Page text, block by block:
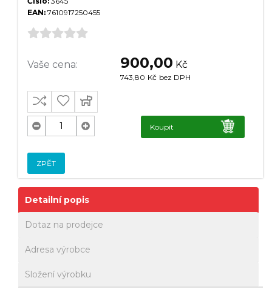
EAN: 7610917250455
Vaše cena: 900,00 Kč
743,80 Kč bez DPH
Koupit
ZPĚT
Detailní popis
Dotaz na prodejce
Adresa výrobce
Složení výrobku